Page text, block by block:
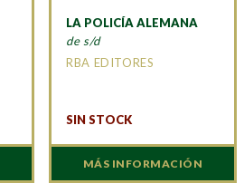
LA POLICÍA ALEMANA
de s/d
RBA EDITORES
SIN STOCK
MÁS INFORMACIÓN